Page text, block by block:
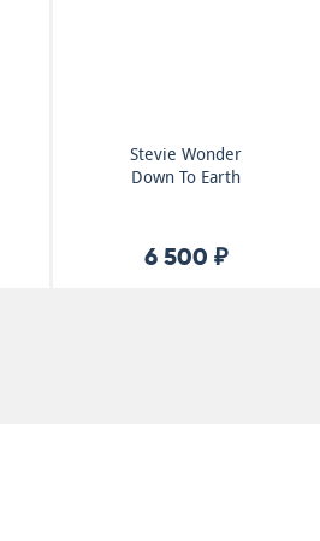
Stevie Wonder
Down To Earth
6 500 ₽